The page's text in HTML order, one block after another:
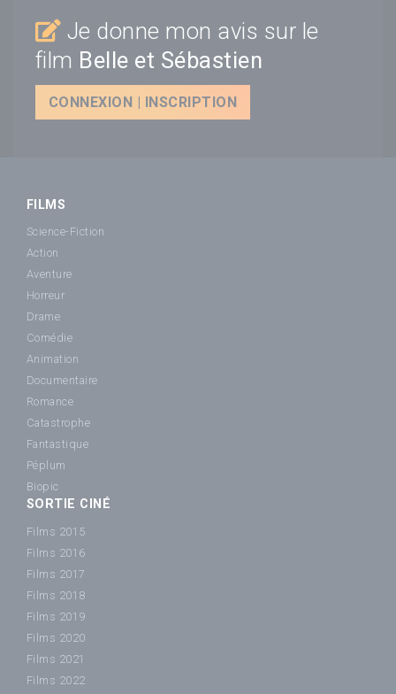
Je donne mon avis sur le
film Belle et Sébastien
CONNEXION | INSCRIPTION
FILMS
Science-Fiction
Action
Aventure
Horreur
Drame
Comédie
Animation
Documentaire
Romance
Catastrophe
Fantastique
Péplum
Biopic
SORTIE CINÉ
Films 2015
Films 2016
Films 2017
Films 2018
Films 2019
Films 2020
Films 2021
Films 2022